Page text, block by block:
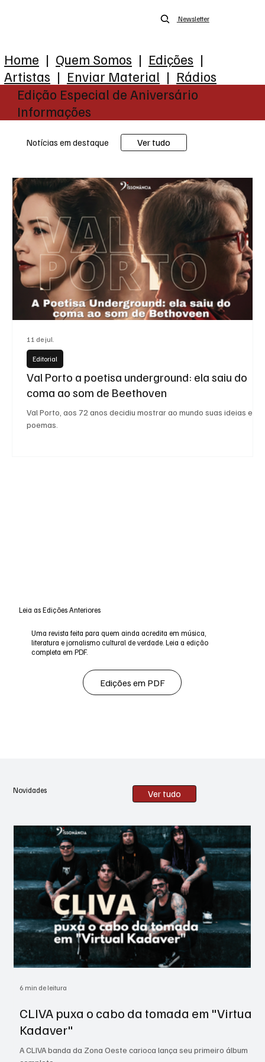
Newsletter
Home | Quem Somos | Edições |
Artistas | Enviar Material | Rádios
Edição Especial de Aniversário
Informações
Notícias em destaque Ver tudo
Val Porto a poetisa underground: ela saiu do
coma ao som de Beethoven
Val Porto, aos 72 anos decidiu mostrar ao mundo suas ideias em
poemas.
Editorial
11 de jul.
Leia as Edições Anteriores
Uma revista feita para quem ainda acredita em música,
literatura e jornalismo cultural de verdade. Leia a edição
completa em PDF.
Edições em PDF
Novidades Ver tudo
CLIVA puxa o cabo da tomada em "Virtual
Kadaver"
A CLIVA banda da Zona Oeste carioca lança seu primeiro álbum
6 min de leitura